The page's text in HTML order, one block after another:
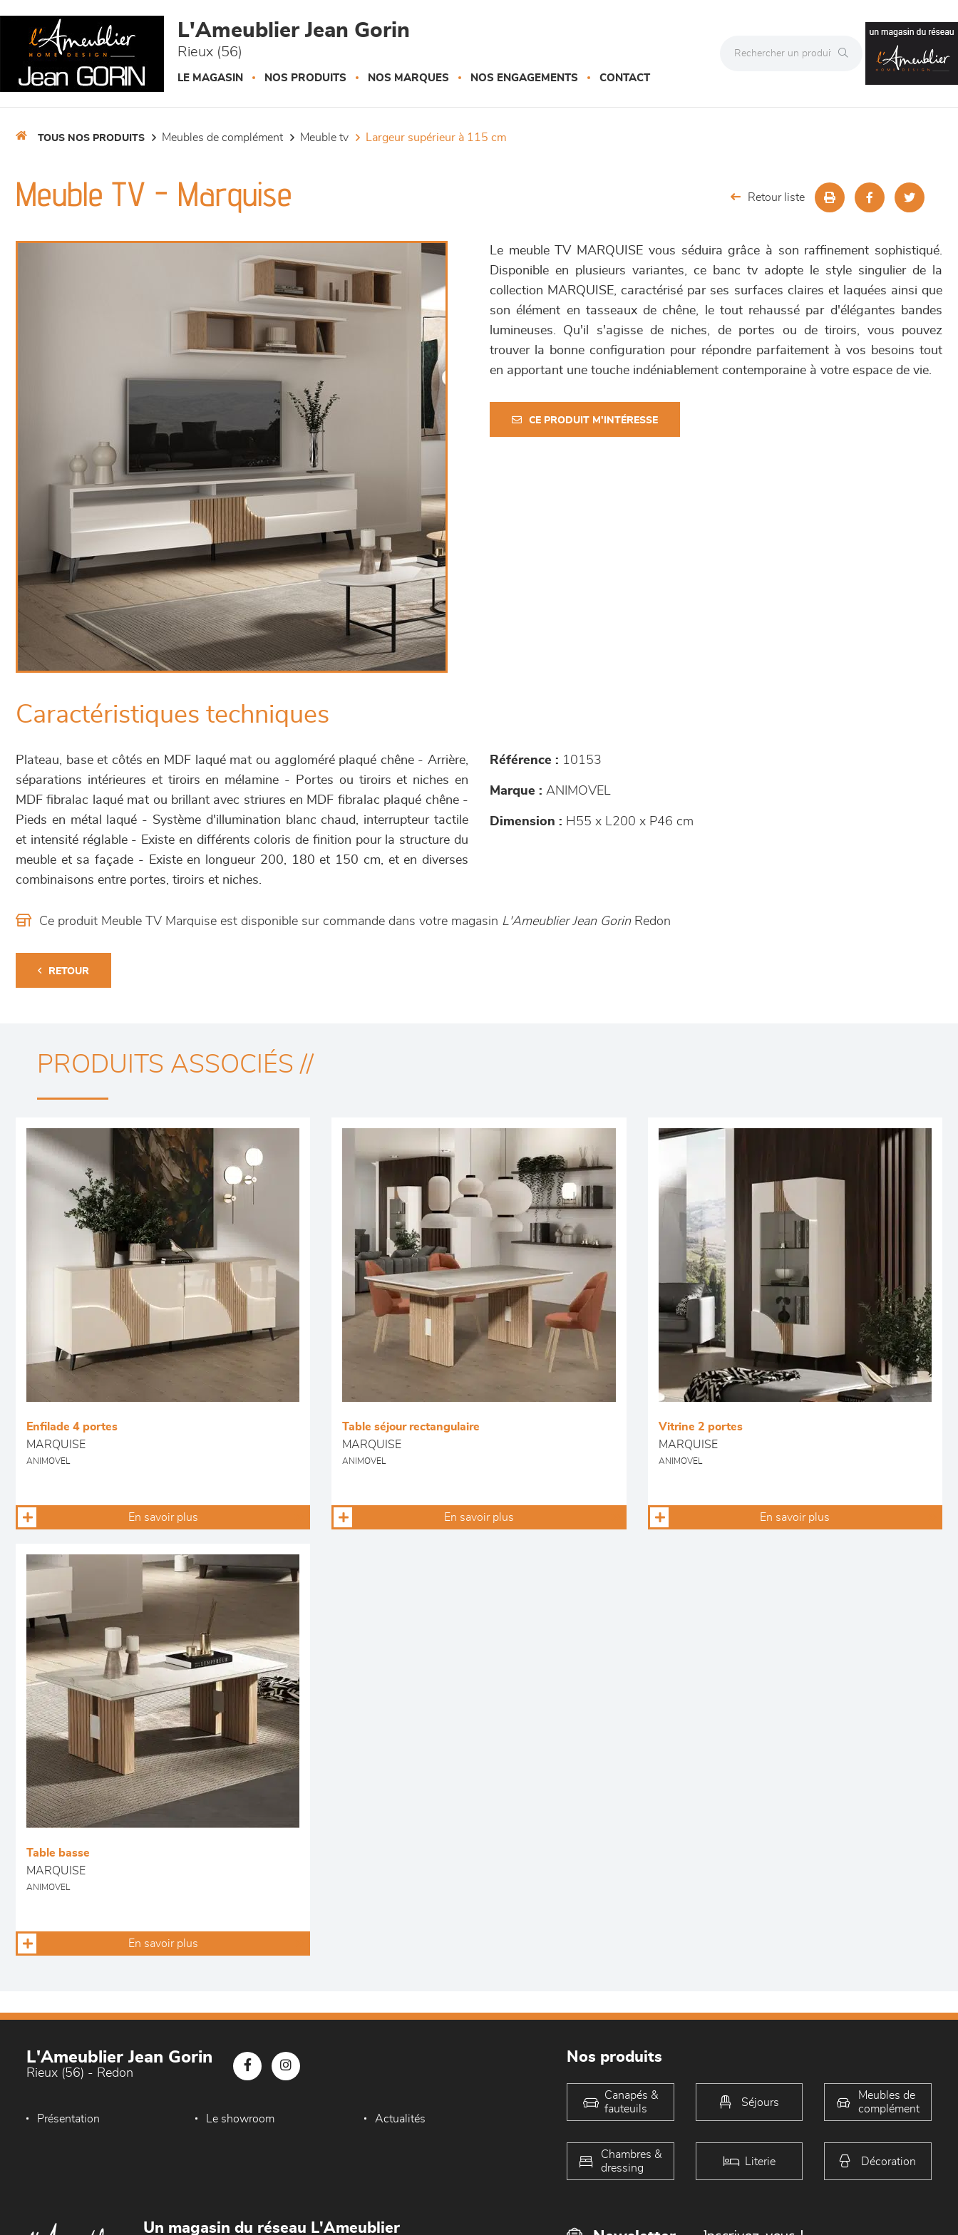
L'Ameublier Jean Gorin
Rieux (56)
LE MAGASIN NOS PRODUITS NOS MARQUES NOS ENGAGEMENTS CONTACT
TOUS NOS PRODUITS meubles de complément meuble tv largeur supérieur à 115 cm
Meuble TV - Marquise Retour liste
Le meuble TV MARQUISE vous séduira grâce à son raffinement sophistiqué.
Disponible en plusieurs variantes, ce banc tv adopte le style singulier de la
collection MARQUISE, caractérisé par ses surfaces claires et laquées ainsi que
son élément en tasseaux de chêne, le tout rehaussé par d'élégantes bandes
lumineuses. Qu'il s'agisse de niches, de portes ou de tiroirs, vous pouvez
trouver la bonne configuration pour répondre parfaitement à vos besoins tout
en apportant une touche indéniablement contemporaine à votre espace de vie.
CE PRODUIT M'INTÉRESSE
Caractéristiques techniques
Plateau, base et côtés en MDF laqué mat ou aggloméré plaqué chêne - Arrière,
séparations intérieures et tiroirs en mélamine - Portes ou tiroirs et niches en
MDF fibralac laqué mat ou brillant avec striures en MDF fibralac plaqué chêne -
Pieds en métal laqué - Système d'illumination blanc chaud, interrupteur tactile
et intensité réglable - Existe en différents coloris de finition pour la structure du
meuble et sa façade - Existe en longueur 200, 180 et 150 cm, et en diverses
combinaisons entre portes, tiroirs et niches.
Référence : 10153
Marque : ANIMOVEL
Dimension : H55 x L200 x P46 cm
Ce produit Meuble TV Marquise est disponible sur commande dans votre magasin L'Ameublier Jean GorinRedon
RETOUR
PRODUITS ASSOCIÉS //
Enfilade 4 portes
MARQUISE
ANIMOVEL
En savoir plus
Table séjour rectangulaire
MARQUISE
ANIMOVEL
En savoir plus
Vitrine 2 portes
MARQUISE
ANIMOVEL
En savoir plus
Table basse
MARQUISE
ANIMOVEL
En savoir plus
L'Ameublier Jean Gorin
Rieux (56) - Redon
Présentation Le showroom Actualités
Nos produits
Canapés &
fauteuils
Séjours
Meubles de
complément
Chambres &
dressing
Literie Décoration
Un magasin du réseau L'Ameublier